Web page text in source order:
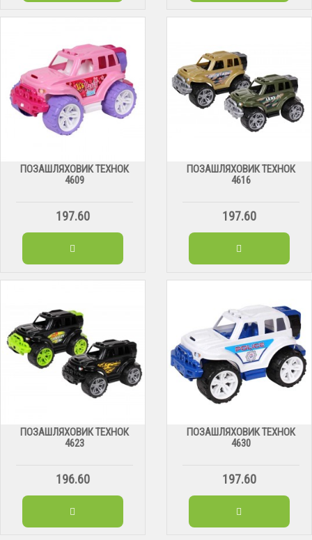
ПОЗАШЛЯХОВИК ТЕХНОК
4609
197.60
ПОЗАШЛЯХОВИК ТЕХНОК
4616
197.60
ПОЗАШЛЯХОВИК ТЕХНОК
4623
196.60
ПОЗАШЛЯХОВИК ТЕХНОК
4630
197.60